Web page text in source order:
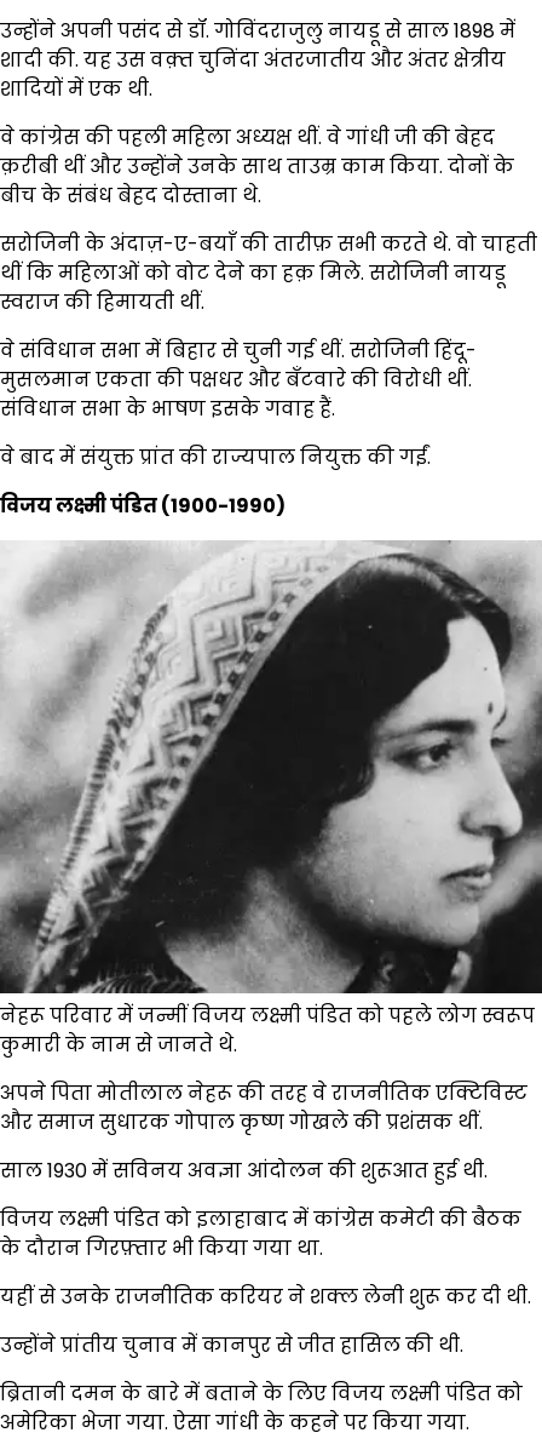
उन्होंने अपनी पसंद से डॉ. गोविंदराजुलु नायडू से साल 1898 में
शादी की. यह उस वक़्त चुनिंदा अंतरजातीय और अंतर क्षेत्रीय
शादियों में एक थी.
वे कांग्रेस की पहली महिला अध्यक्ष थीं. वे गांधी जी की बेहद
क़रीबी थीं और उन्होंने उनके साथ ताउम्र काम किया. दोनों के
बीच के संबंध बेहद दोस्ताना थे.
सरोजिनी के अंदाज़-ए-बयाँ की तारीफ़ सभी करते थे. वो चाहती
थीं कि महिलाओं को वोट देने का हक़ मिले. सरोजिनी नायडू
स्वराज की हिमायती थीं.
वे संविधान सभा में बिहार से चुनी गई थीं. सरोजिनी हिंदू-
मुसलमान एकता की पक्षधर और बँटवारे की विरोधी थीं.
संविधान सभा के भाषण इसके गवाह हैं.
वे बाद में संयुक्त प्रांत की राज्यपाल नियुक्त की गईं.
विजय लक्ष्मी पंडित (1900-1990)
नेहरू परिवार में जन्मीं विजय लक्ष्मी पंडित को पहले लोग स्वरूप
कुमारी के नाम से जानते थे.
अपने पिता मोतीलाल नेहरू की तरह वे राजनीतिक एक्टिविस्ट
और समाज सुधारक गोपाल कृष्ण गोखले की प्रशंसक थीं.
साल 1930 में सविनय अवज्ञा आंदोलन की शुरूआत हुई थी.
विजय लक्ष्मी पंडित को इलाहाबाद में कांग्रेस कमेटी की बैठक
के दौरान गिरफ़्तार भी किया गया था.
यहीं से उनके राजनीतिक करियर ने शक्ल लेनी शुरू कर दी थी.
उन्होंने प्रांतीय चुनाव में कानपुर से जीत हासिल की थी.
ब्रितानी दमन के बारे में बताने के लिए विजय लक्ष्मी पंडित को
अमेरिका भेजा गया. ऐसा गांधी के कहने पर किया गया.